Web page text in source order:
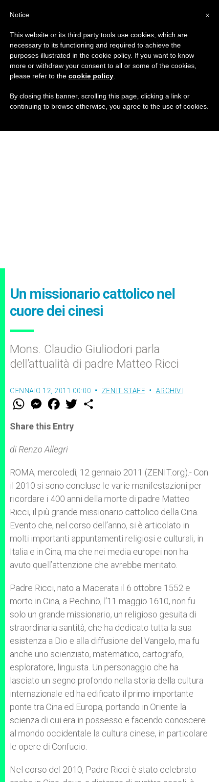
Un missionario cattolico nel
cuore dei cinesi
Mons. Claudio Giuliodori parla
dell’attualità di padre Matteo Ricci
GENNAIO 12, 2011 00:00 ZENIT STAFF ARCHIVI
W
t
s
p
p
M
e
s
e
g
e
F
a
e
b
o
k
w
Share this Entry
di Renzo Allegri
ROMA, mercoledì, 12 gennaio 2011 (ZENIT.org).- Con
il 2010 si sono concluse le varie manifestazioni per
ricordare i 400 anni della morte di padre Matteo
Ricci, il più grande missionario cattolico della Cina.
Evento che, nel corso dell’anno, si è articolato in
molti importanti appuntamenti religiosi e culturali, in
Italia e in Cina, ma che nei media europei non ha
avuto quell’attenzione che avrebbe meritato.
Padre Ricci, nato a Macerata il 6 ottobre 1552 e
morto in Cina, a Pechino, l’11 maggio 1610, non fu
solo un grande missionario, un religioso gesuita di
straordinaria santità, che ha dedicato tutta la sua
esistenza a Dio e alla diffusione del Vangelo, ma fu
anche uno scienziato, matematico, cartografo,
esploratore, linguista. Un personaggio che ha
lasciato un segno profondo nella storia della cultura
internazionale ed ha edificato il primo importante
ponte tra Cina ed Europa, portando in Oriente la
scienza di cui era in possesso e facendo conoscere
al mondo occidentale la cultura cinese, in particolare
le opere di Confucio.
Nel corso del 2010, Padre Ricci è stato celebrato
x
Notice
This website or its third party tools use cookies, which are
necessary to its functioning and required to achieve the
purposes illustrated in the cookie policy. If you want to know
more or withdraw your consent to all or some of the cookies,
please refer to the cookie policy
By closing this banner, scrolling this page, clicking a link or
continuing to browse otherwise, you agree to the use of cookies.